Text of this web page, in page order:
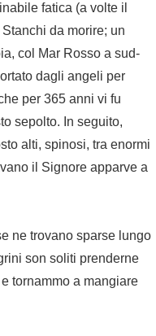
fatica (a volte il
da morire; un
col Mar Rosso a sud-
dagli angeli per
per 365 anni vi fu
sepolto. In seguito,
alti, spinosi, tra enormi
il Signore apparve a
ne trovano sparse lungo
son soliti prenderne
tornammo a mangiare